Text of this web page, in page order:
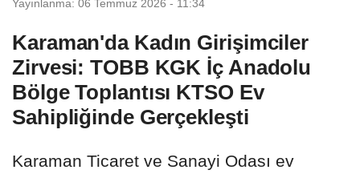
Yayınlanma: 06 Temmuz 2026 - 11:34
Karaman'da Kadın Girişimciler
Zirvesi: TOBB KGK İç Anadolu
Bölge Toplantısı KTSO Ev
Sahipliğinde Gerçekleşti
Karaman Ticaret ve Sanayi Odası ev